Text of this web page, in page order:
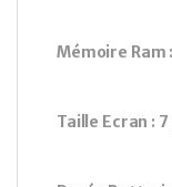
Mémoire Ram
Taille Ecran :